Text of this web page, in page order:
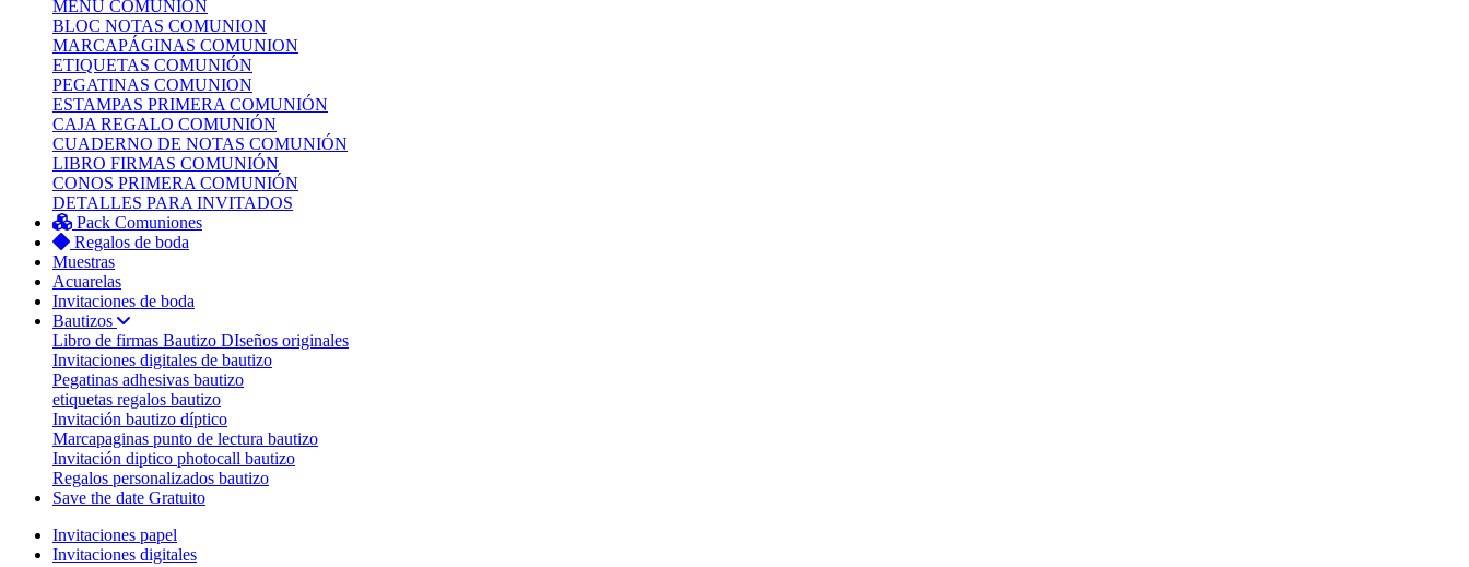
MENÚ COMUNIÓN
BLOC NOTAS COMUNION
MARCAPÁGINAS COMUNION
ETIQUETAS COMUNIÓN
PEGATINAS COMUNION
ESTAMPAS PRIMERA COMUNIÓN
CAJA REGALO COMUNIÓN
CUADERNO DE NOTAS COMUNIÓN
LIBRO FIRMAS COMUNIÓN
CONOS PRIMERA COMUNIÓN
DETALLES PARA INVITADOS
Pack Comuniones
Regalos de boda
Muestras
Acuarelas
Invitaciones de boda
Bautizos
Libro de firmas Bautizo DIseños originales
Invitaciones digitales de bautizo
Pegatinas adhesivas bautizo
etiquetas regalos bautizo
Invitación bautizo díptico
Marcapaginas punto de lectura bautizo
Invitación diptico photocall bautizo
Regalos personalizados bautizo
Save the date Gratuito
Invitaciones papel
Invitaciones digitales